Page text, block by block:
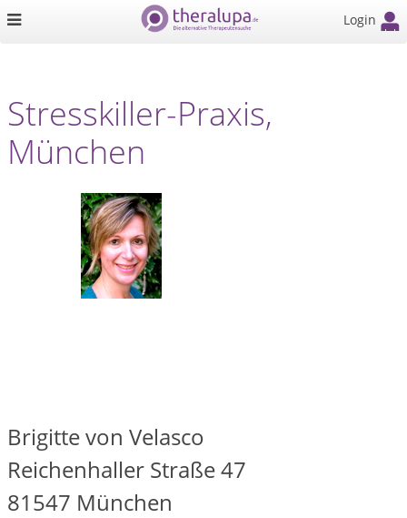
Login
Stresskiller-Praxis,
München
Brigitte von Velasco
Reichenhaller Straße 47
81547 München